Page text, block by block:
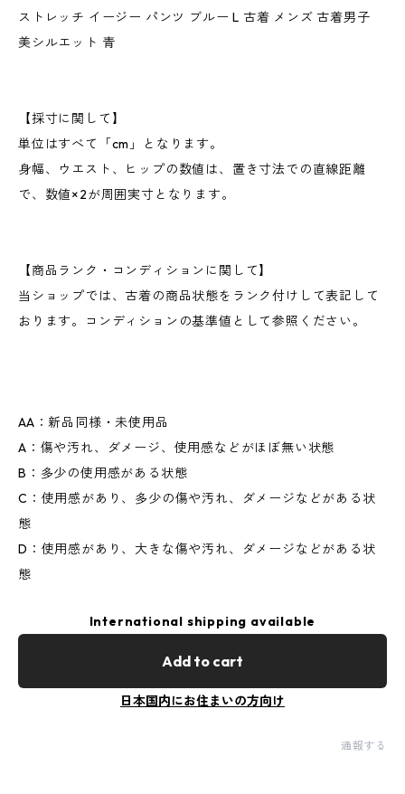
ストレッチ イージー パンツ ブルー L 古着 メンズ 古着男子
美シルエット 青
【採寸に関して】
単位はすべて「cm」となります。
身幅、ウエスト、ヒップの数値は、置き寸法での直線距離
で、数値×2が周囲実寸となります。
【商品ランク・コンディションに関して】
当ショップでは、古着の商品状態をランク付けして表記して
おります。コンディションの基準値として参照ください。
AA：新品同様・未使用品
A：傷や汚れ、ダメージ、使用感などがほぼ無い状態
B：多少の使用感がある状態
C：使用感があり、多少の傷や汚れ、ダメージなどがある状
態
D：使用感があり、大きな傷や汚れ、ダメージなどがある状
態
International shipping available
Add to cart
日本国内にお住まいの方向け
通報する